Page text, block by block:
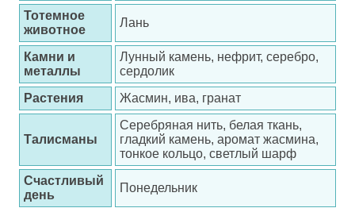
Тотемное
животное
Лань
Камни и
металлы
Лунный камень, нефрит, серебро,
сердолик
Растения
Жасмин, ива, гранат
Талисманы
Серебряная нить, белая ткань,
гладкий камень, аромат жасмина,
тонкое кольцо, светлый шарф
Счастливый
день
Понедельник